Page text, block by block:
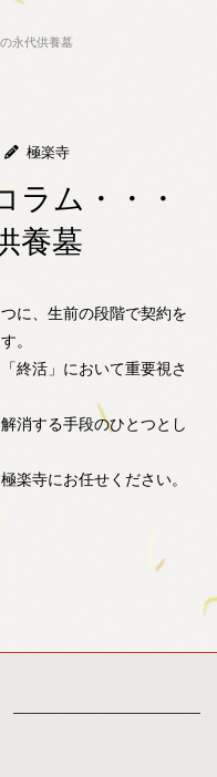
永代供養墓
極楽寺
ラム・・・
養墓
に、生前の段階で契約を
。
終活」において重要視さ
消する手段のひとつとし
楽寺にお任せください。